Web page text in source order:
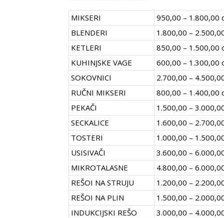
MIKSERI
950,00 – 1.800,00
BLENDERI
1.800,00 –
KETLERI
850,00 – 1.500,00
KUHINJSKE VAGE
600,00 – 1.300,00
SOKOVNICI
2.700,00 –
RUČNI MIKSERI
800,00 – 1.400,00
PEKAČI
1.500,00 –
SECKALICE
1.600,00 –
TOSTERI
1.000,00 –
USISIVAČI
3.600,00 –
MIKROTALASNE
4.800,00 –
REŠOI NA STRUJU
1.200,00 –
REŠOI NA PLIN
1.500,00 –
INDUKCIJSKI REŠO
3.000,00 –